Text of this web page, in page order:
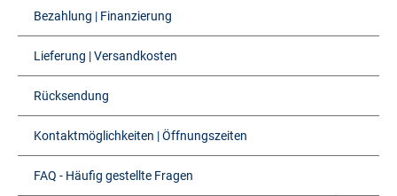
Bezahlung | Finanzierung
Lieferung | Versandkosten
Rücksendung
Kontaktmöglichkeiten | Öffnungszeiten
FAQ - Häufig gestellte Fragen